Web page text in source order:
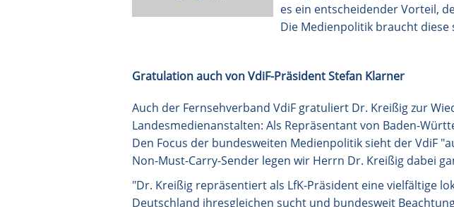
es ein entscheidender Vorteil,
Die Medienpolitik braucht
Gratulation auch von VdiF-Präsident Stefan Klarner
Auch der Fernsehverband VdiF gratuliert Dr. Kreißig zur
Landesmedienanstalten: Als Repräsentant von Baden-
Den Focus der bundesweiten Medienpolitik sieht der VdiF
Non-Must-Carry-Sender legen wir Herrn Dr. Kreißig dabei
"Dr. Kreißig repräsentiert als LfK-Präsident eine vielfältige
Deutschland ihresgleichen sucht und bundesweit